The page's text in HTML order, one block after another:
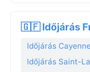
🇬🇫 Időjárás
Időjárás Cayenne
Időjárás Saint-